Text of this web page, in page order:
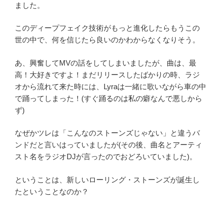
ました。
このディープフェイク技術がもっと進化したらもうこの
世の中で、何を信じたら良いのかわからなくなりそう。
あ、興奮してMVの話をしてしまいましたが、曲は、最
高！大好きですよ！まだリリースしたばかりの時、ラジ
オから流れて来た時には、Lyraは一緒に歌いながら車の中
で踊ってしまった！(すぐ踊るのは私の癖なんで悪しから
ず)
なぜかツレは「こんなのストーンズじゃない」と違うバ
ンドだと言いはっていましたが(その後、曲名とアーティ
スト名をラジオDJが言ったのでおどろいていました)。
ということは、新しいローリング・ストーンズが誕生し
たということなのか？